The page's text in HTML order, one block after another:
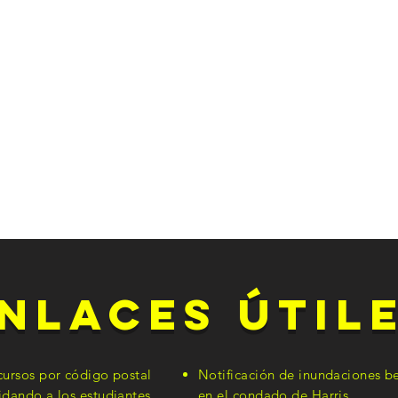
por código postal
Notificación de inundaciones